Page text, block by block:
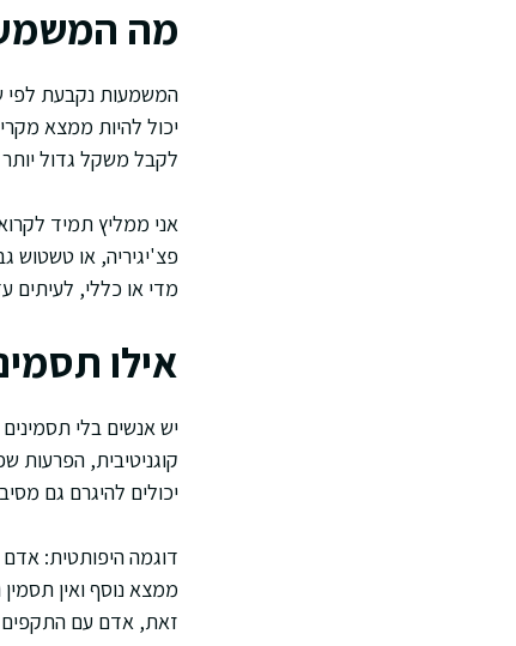
מה
המשמעות נקבעת לפי
יכול להיות ממצא
לקבל משקל גדול יותר
אני ממליץ תמיד
פצ'יגיריה, או טשטוש
מדי או כללי, לעיתים
אילו
יש אנשים בלי
קוגניטיבית, הפרעות
יכולים להיגרם גם
ממצא נוסף ואין
זאת, אדם עם התקפים